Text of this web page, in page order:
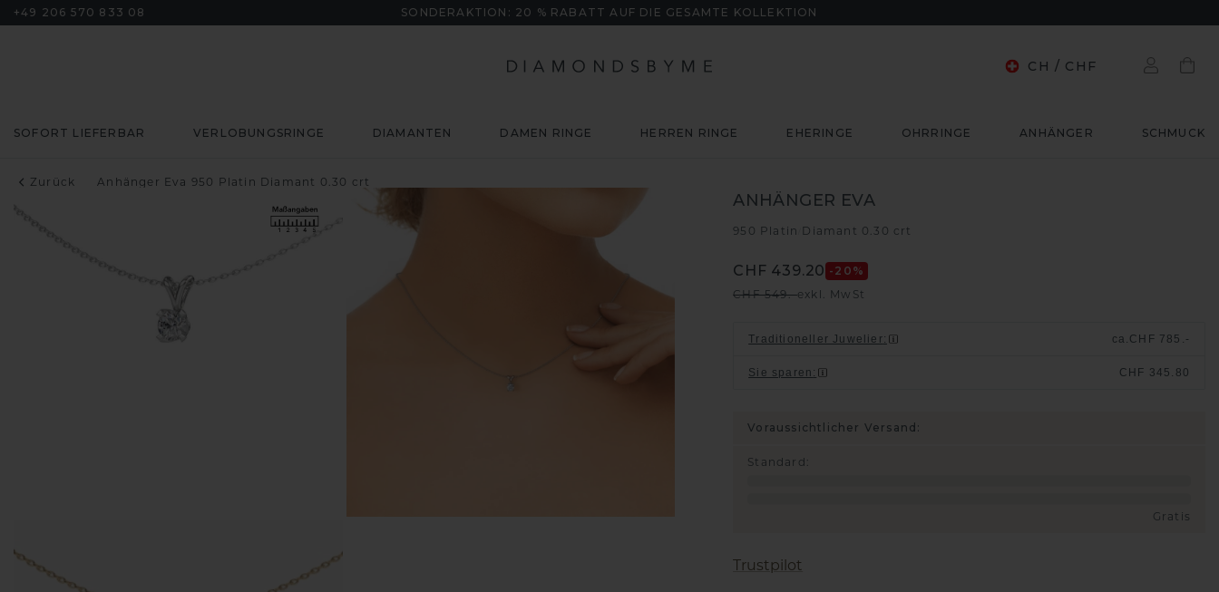
+49 206 570 833 08 SONDERAKTION: 20 % RABATT AUF DIE GESAMTE KOLLEKTION
CH / CHF
SOFORT LIEFERBAR VERLOBUNGSRINGE DIAMANTEN DAMEN RINGE HERREN RINGE EHERINGE OHRRINGE ANHÄNGER SCHMUCK
Zurück Anhänger Eva 950 Platin Diamant 0.30 crt
ANHÄNGER EVA
950 Platin Diamant 0.30 crt
CHF 439.20 -20 %
CHF 549.-exkl. MwSt
Traditioneller Juwelier: ca. CHF 785.-
Sie sparen : CHF 345.80
Voraussichtlicher Versand:
Standard :
Gratis
Trustpilot